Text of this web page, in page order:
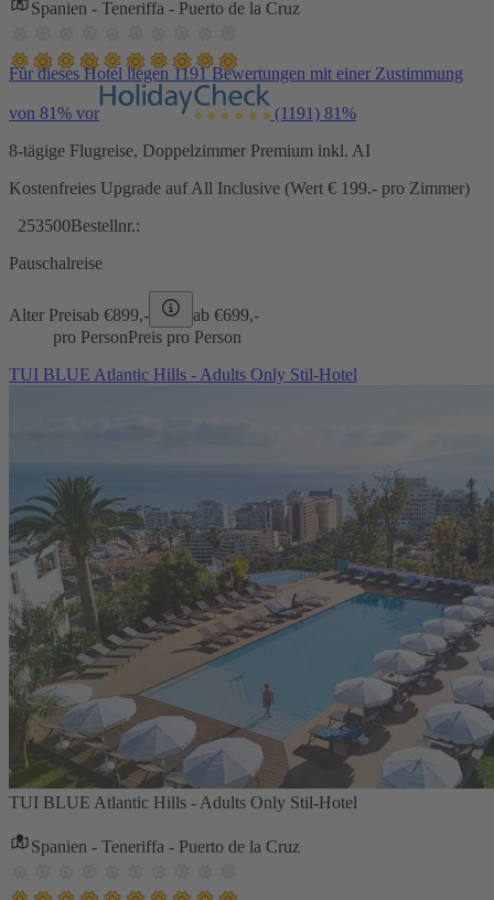
Spanien - Teneriffa - Puerto de la Cruz
Für dieses Hotel liegen 1191 Bewertungen mit einer Zustimmung
von 81% vor (1191) 81%
8-tägige Flugreise, Doppelzimmer Premium inkl. AI
Kostenfreies Upgrade auf All Inclusive (Wert € 199.- pro Zimmer)
253500Bestellnr.:
Pauschalreise
Alter Preisab €899,- ab €699,-
pro PersonPreis pro Person
TUI BLUE Atlantic Hills - Adults Only Stil-Hotel
TUI BLUE Atlantic Hills - Adults Only Stil-Hotel
Spanien - Teneriffa - Puerto de la Cruz